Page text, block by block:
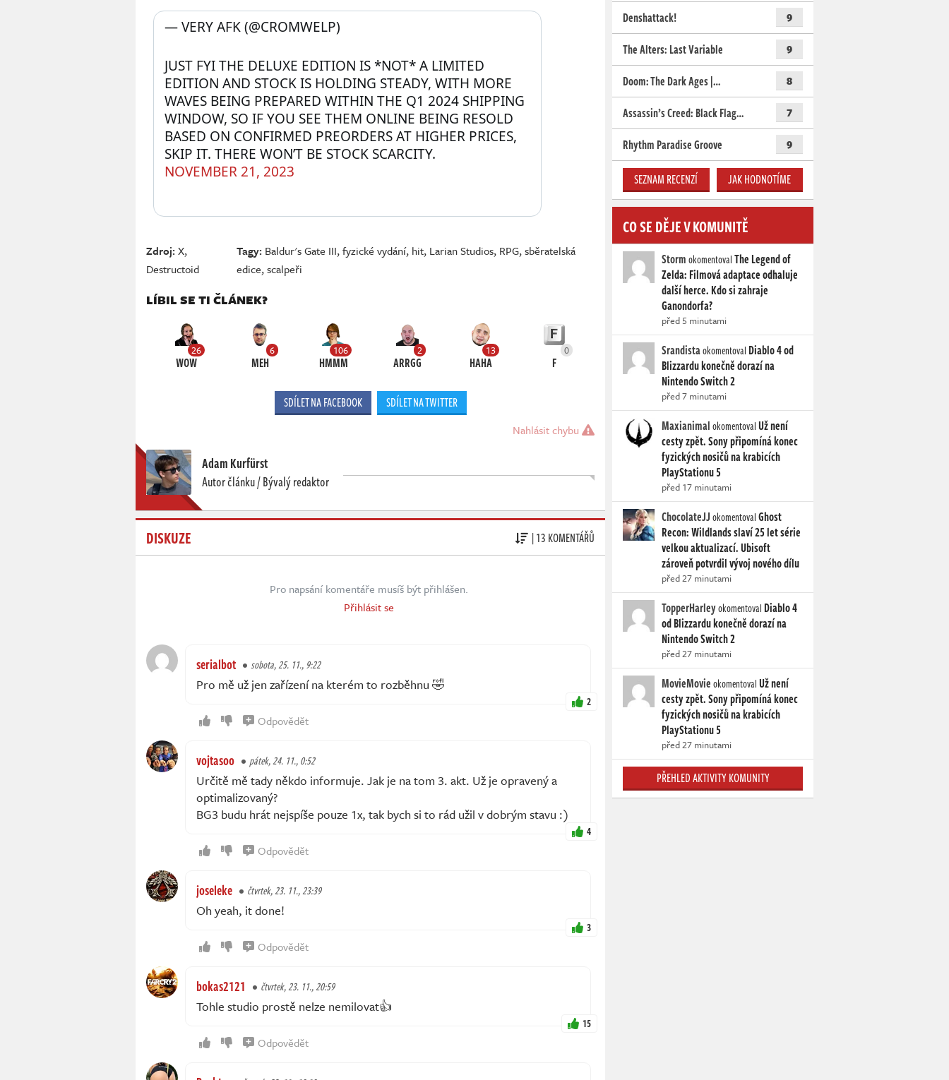
JUST FYI THE DELUXE EDITION IS *NOT* A LIMITED
EDITION AND STOCK IS HOLDING STEADY, WITH MORE
WAVES BEING PREPARED WITHIN THE Q1 2024 SHIPPING
WINDOW, SO IF YOU SEE THEM ONLINE BEING RESOLD
BASED ON CONFIRMED PREORDERS AT HIGHER PRICES,
SKIP IT. THERE WON’T BE STOCK SCARCITY.
— VERY AFK (@CROMWELP)
NOVEMBER 21, 2023
Zdroj:X,
Destructoid
Tagy: Baldur's Gate III,fyzické vydání, hit, Larian Studios, RPG,sběratelská
edice,scalpeři
LÍBIL SE TI ČLÁNEK?
26
WOW
6
MEH
106
HMMM
2
ARRGG
13
HAHA
0
F
SDÍLET NA FACEBOOK SDÍLET NA TWITTER
Nahlásit chybu
Adam Kurfürst
Autor článku / Bývalý redaktor
DISKUZE | 13 KOMENTÁŘŮ
Pro napsání komentáře musíš být přihlášen.
Přihlásit se
serialbot sobota, 25. 11., 9:22
Pro mě už jen zařízení na kterém to rozběhnu 🤣
2
Odpovědět
vojtasoo pátek, 24. 11., 0:52
Určitě mě tady někdo informuje. Jak je na tom 3. akt. Už je opravený a
optimalizovaný?
BG3 budu hrát nejspíše pouze 1x, tak bych si to rád užil v dobrým stavu :)
4
Odpovědět
joseleke čtvrtek, 23. 11., 23:39
Oh yeah, it done!
3
Odpovědět
bokas2121 čtvrtek, 23. 11., 20:59
Tohle studio prostě nelze nemilovat👍
15
Odpovědět
Denshattack! 9
The Alters: Last Variable 9
Doom: The Dark Ages |… 8
Assassin’s Creed: Black Flag… 7
Rhythm Paradise Groove 9
SEZNAM RECENZÍ JAK HODNOTÍME
CO SE DĚJE V KOMUNITĚ
StormokomentovalThe Legend of
Zelda: Filmová adaptace odhaluje
další herce. Kdo si zahraje
Ganondorfa?
před 5 minutami
Srandistaokomentoval Diablo 4 od
Blizzardu konečně dorazí na
Nintendo Switch 2
před 7 minutami
MaxianimalokomentovalUž není
cesty zpět. Sony připomíná konec
fyzických nosičů na krabicích
PlayStationu 5
před 17 minutami
ChocolateJJokomentovalGhost
Recon: Wildlands slaví 25 let série
velkou aktualizací. Ubisoft
zároveň potvrdil vývoj nového dílu
před 27 minutami
TopperHarleyokomentoval Diablo 4
od Blizzardu konečně dorazí na
Nintendo Switch 2
před 27 minutami
MovieMovieokomentovalUž není
cesty zpět. Sony připomíná konec
fyzických nosičů na krabicích
PlayStationu 5
před 27 minutami
PŘEHLED AKTIVITY KOMUNITY